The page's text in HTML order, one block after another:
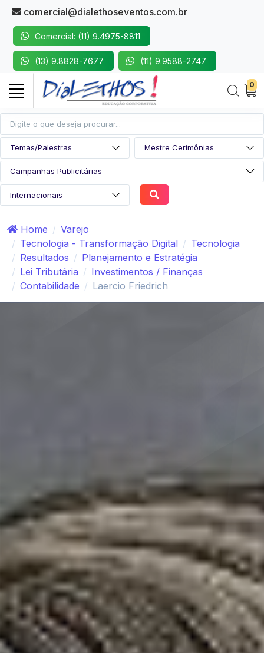
comercial@dialethoseventos.com.br
Comercial: (11) 9.4975-8811
(13) 9.8828-7677 (11) 9.9588-2747
0
Home
Varejo
Tecnologia - Transformação Digital
Tecnologia
Resultados
Planejamento e Estratégia
Lei Tributária
Investimentos / Finanças
Contabilidade
Laercio Friedrich